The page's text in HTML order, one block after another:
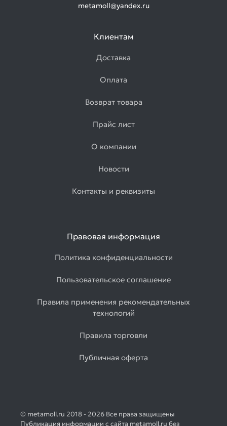
metamoll@yandex.ru
Клиентам
Доставка
Оплата
Возврат товара
Прайс лист
О компании
Новости
Контакты и реквизиты
Правовая информация
Политика конфиденциальности
Пользовательское соглашение
Правила применения рекомендательных
технологий
Правила торговли
Публичная оферта
© metamoll.ru 2018 - 2026 Все права защищены
Публикация информации с сайта metamoll.ru без